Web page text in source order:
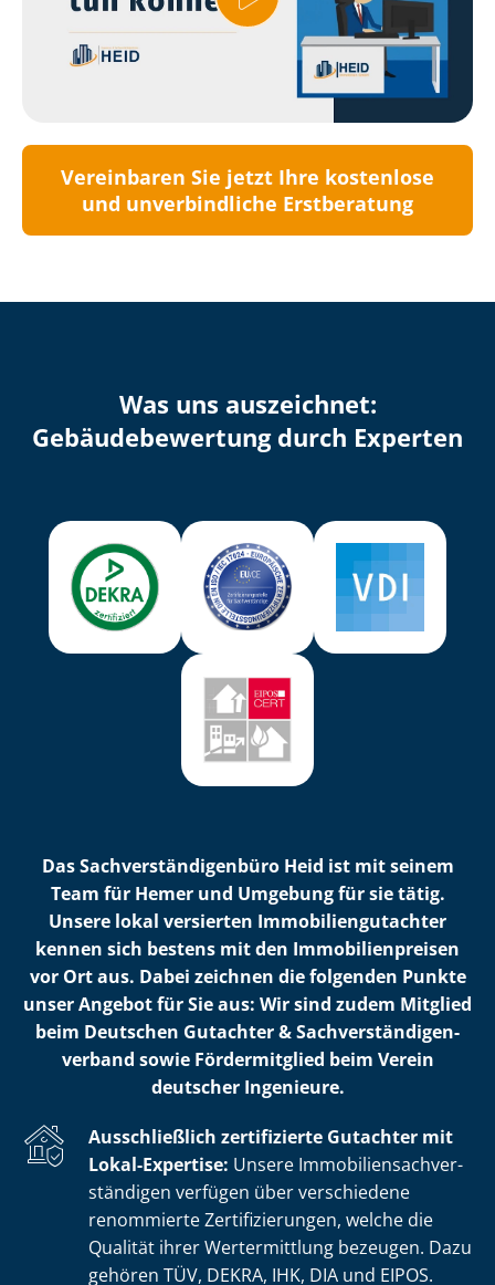
Vereinbaren Sie jetzt Ihre kostenlose
und unverbindliche Erstberatung
Was uns auszeichnet:
Ge­bäu­de­be­wer­tung durch Experten
Das Sach­ver­stän­di­gen­bü­ro Heid ist mit seinem
Team für Hemer und Umgebung für sie tätig.
Unsere lokal versierten Im­mo­bi­li­en­gut­ach­ter
kennen sich bestens mit den Im­mo­bi­li­en­prei­sen
vor Ort aus. Dabei zeichnen die folgenden Punkte
unser Angebot für Sie aus: Wir sind zudem Mitglied
beim Deutschen Gutachter & Sach­ver­stän­di­gen­
ver­band sowie Fördermitglied beim Verein
deutscher Ingenieure.
Ausschließlich zertifizierte Gutachter mit
Lokal-Expertise: Unsere Im­mo­bi­li­en­sach­ver­
stän­di­gen verfügen über verschiedene
renommierte Zer­ti­fi­zie­run­gen, welche die
Qualität ihrer Wertermittlung bezeugen. Dazu
gehören TÜV, DEKRA, IHK, DIA und EIPOS.